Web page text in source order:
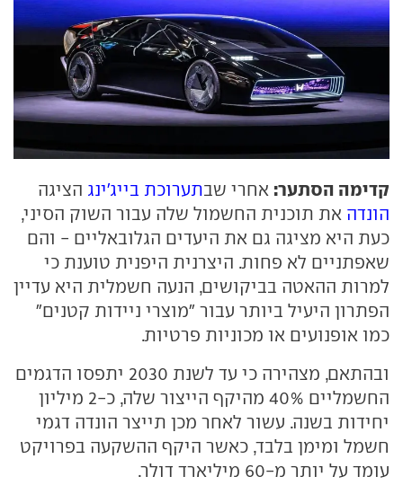
קדימה הסתער: אחרי שבתערוכת בייג'ינג הציגה
הונדה את תוכנית החשמול שלה עבור השוק הסיני,
כעת היא מציגה גם את היעדים הגלובאליים - והם
שאפתניים לא פחות. היצרנית היפנית טוענת כי
למרות ההאטה בביקושים, הנעה חשמלית היא עדיין
הפתרון היעיל ביותר עבור "מוצרי ניידות קטנים"
כמו אופנועים או מכוניות פרטיות.
ובהתאם, מצהירה כי עד לשנת 2030 יתפסו הדגמים
החשמליים 40% מהיקף הייצור שלה, כ-2 מיליון
יחידות בשנה. עשור לאחר מכן תייצר הונדה דגמי
חשמל ומימן בלבד, כאשר היקף ההשקעה בפרויקט
עומד על יותר מ-60 מיליארד דולר.